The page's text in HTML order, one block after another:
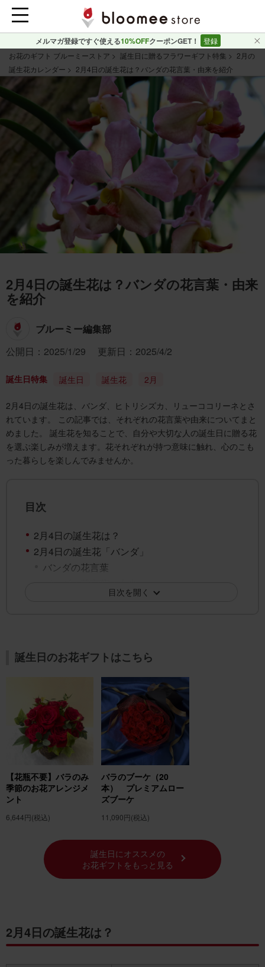
メルマガ登録ですぐ使える10%OFFクーポンGET！
登録
お花のギフト ブルーミーストア
誕生日に贈るフラワーギフト特集
2月の
誕生花カレンダー
2月4日の誕生花は？バンダの花言葉・由来を紹介
2月4日の誕生花は？バンダの花言葉・由来
を紹介
ブルーミー編集部
公開日：2025/1/29
更新日：2025/4/2
誕生日特集 誕生日 誕生花 2月
2月4日の誕生花は、バンダ、ヒトリシズカ、リューココリーネとさ
れています。 この記事では、それぞれの花言葉や由来についてまと
めました。 誕生花を知ることで、自分や大切な人の誕生日に贈る花
を選ぶ楽しみが増えます。花それぞれが持つ意味に触れ、心のこも
った暮らしを楽しんでみませんか。
目次
目次を開く
2月4日の誕生花は？
2月4日の誕生花「バンダ」
バンダの花言葉
2月4日の誕生花「ヒトリシズカ」
リューココリーネの花言葉
リューココリーネの花言葉の由来
月の誕生花の紹介 2月の誕生花 「チューリッ
プ」
2月の誕生花一覧
誕生花でフラワーギフトを贈ろう！
誕生日のお花ギフトはこちら
【花瓶不要】バラのみ
季節のお花アレンジメ
ント
6,644円(税込)
バラのブーケ（20
本） プレミアムロー
ズブーケ
11,090円(税込)
誕生日にオススメの
お花ギフトをもっと見る
2月4日の誕生花は？